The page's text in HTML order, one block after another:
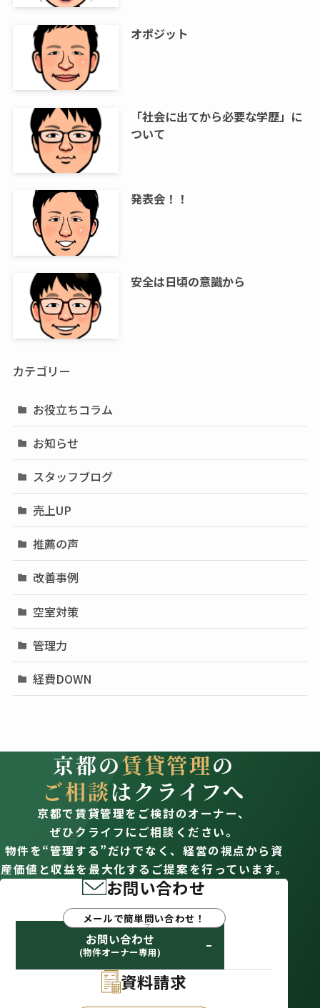
オポジット
「社会に出てから必要な学歴」に
ついて
発表会！！
安全は日頃の意識から
カテゴリー
お役立ちコラム
お知らせ
スタッフブログ
売上UP
推薦の声
改善事例
空室対策
管理力
経費DOWN
京都の賃貸管理の
ご相談はクライフへ
京都で賃貸管理をご検討のオーナー、
ぜひクライフにご相談ください。
物件を“管理する”だけでなく、経営の視点から資
産価値と収益を最大化するご提案を行っています。
お問い合わせ
メールで簡単問い合わせ！
お問い合わせ
(物件オーナー専用)
資料請求